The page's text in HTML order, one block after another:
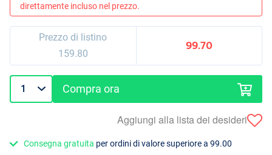
direttamente incluso nel prezzo.
Prezzo di listino
159.80
99.70
Compra ora
Aggiungi alla lista dei desideri
Consegna gratuita per ordini di valore superiore a 99.00